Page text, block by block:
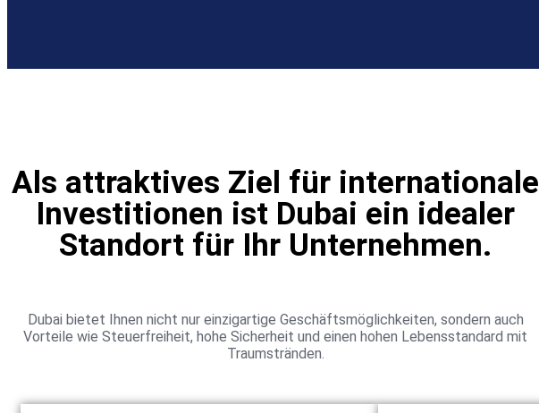
Als attraktives Ziel für internationale
Investitionen ist Dubai ein idealer
Standort für Ihr Unternehmen.
Dubai bietet Ihnen nicht nur einzigartige Geschäftsmöglichkeiten, sondern auch
Vorteile wie Steuerfreiheit, hohe Sicherheit und einen hohen Lebensstandard mit
Traumstränden.